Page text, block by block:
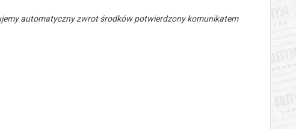
automatyczny zwrot środków potwierdzony komunikatem